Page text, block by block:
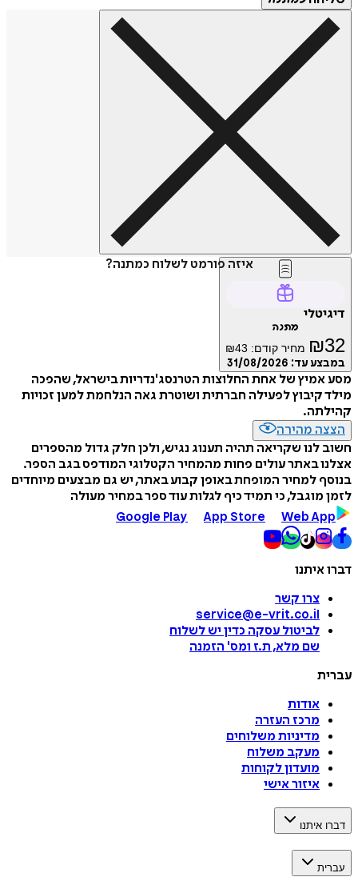
איזה פורמט לשלוח כמתנה?
דיגיטלי
מתנה
₪32 מחיר קודם: ₪43
במבצע עד: 31/08/2026
מסע אמיץ של אחת החלוצות הטרנסג'נדריות בישראל, שהפכה
מילד קיבוץ לפעילה חברתית ושוטרת גאה הנלחמת למען זכויות
קהילתה.
הצצה מהירה
חשוב לנו שקריאה תהיה תענוג נגיש, ולכן חלק גדול מהספרים
אצלנו באתר עולים פחות מהמחיר הקטלוגי המודפס בגב הספר.
בנוסף למחיר המופחת באופן קבוע באתר, יש גם מבצעים מיוחדים
לזמן מוגבל, כי תמיד כיף לגלות עוד ספר במחיר מעולה
Google Play
App Store Web App
דברו איתנו
צרו קשר
service@e-vrit.co.il
לביטול עסקה כדין יש לשלוח
שם מלא, ת.ז ומס' הזמנה
עברית
אודות
מרכז העזרה
מדיניות משלוחים
מעקב משלוח
מועדון לקוחות
איזור אישי
דברו איתנו
עברית